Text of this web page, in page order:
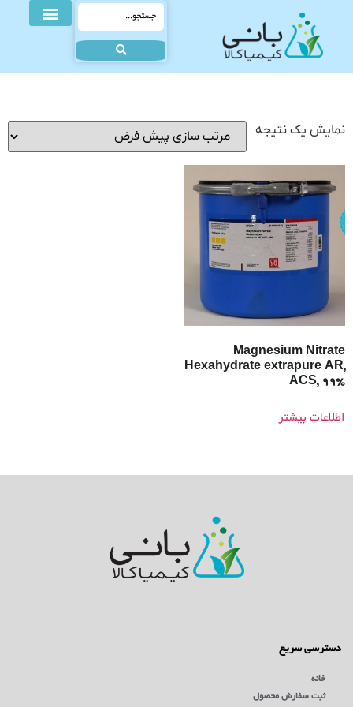
نمایش یک نتیجه
Magnesium Nitrate
Hexahydrate extrapure AR,
ACS, 99%
اطلاعات بیشتر
دسترسی سریع
خانه
ثبت سفارش محصول